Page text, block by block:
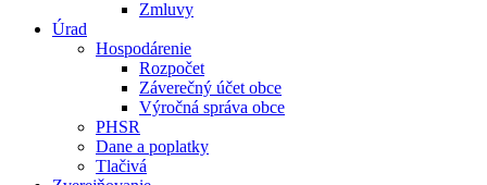
Zmluvy
Úrad
Hospodárenie
Rozpočet
Záverečný účet obce
Výročná správa obce
PHSR
Dane a poplatky
Tlačivá